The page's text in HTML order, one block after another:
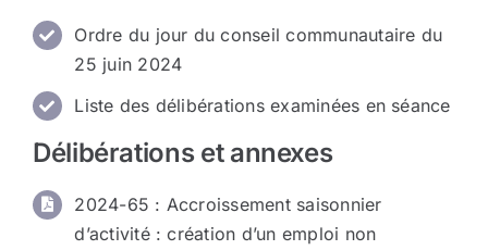
Ordre du jour du conseil communautaire du
25 juin 2024
Liste des délibérations examinées en séance
Délibérations et annexes
2024-65 : Accroissement saisonnier
d’activité : création d’un emploi non